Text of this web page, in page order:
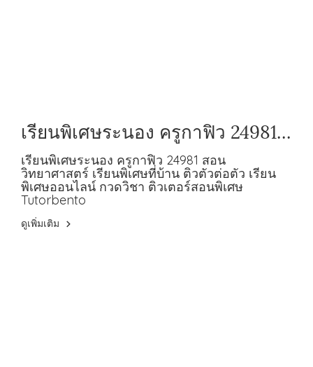
เรียนพิเศษระนอง ครูกาฟิว 24981
สอนวิทยาศาสตร์
เรียนพิเศษระนอง ครูกาฟิว 24981 สอน
วิทยาศาสตร์ เรียนพิเศษที่บ้าน ติวตัวต่อตัว เรียน
พิเศษออนไลน์ กวดวิชา ติวเตอร์สอนพิเศษ
Tutorbento
ดูเพิ่มเติม